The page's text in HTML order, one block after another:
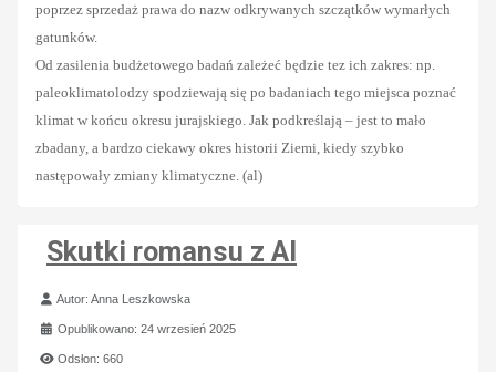
poprzez sprzedaż prawa do nazw odkrywanych szczątków wymarłych
gatunków.
Od zasilenia budżetowego badań zależeć będzie tez ich zakres: np.
paleoklimatolodzy spodziewają się po badaniach tego miejsca poznać
klimat w końcu okresu jurajskiego. Jak podkreślają – jest to mało
zbadany, a bardzo ciekawy okres historii Ziemi, kiedy szybko
następowały zmiany klimatyczne. (al)
Skutki romansu z AI
Szczegóły
Autor:Anna Leszkowska
Opublikowano: 24 wrzesień 2025
Odsłon: 660